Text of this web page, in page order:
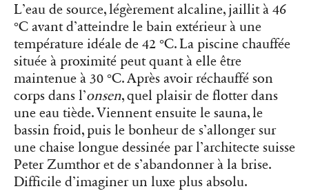
L’eau de source, légèrement alcaline, jaillit à 46
°C avant d’atteindre le bain extérieur à une
température idéale de 42 °C. La piscine chauffée
située à proximité peut quant à elle être
maintenue à 30 °C. Après avoir réchauffé son
corps dans l’onsen, quel plaisir de flotter dans
une eau tiède. Viennent ensuite le sauna, le
bassin froid, puis le bonheur de s’allonger sur
une chaise longue dessinée par l’architecte suisse
Peter Zumthoret de s’abandonner à la brise.
Difficile d’imaginer un luxe plus absolu.